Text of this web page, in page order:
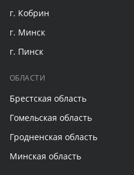
г. Кобрин
г. Минск
г. Пинск
ОБЛАСТИ
Брестская область
Гомельская область
Гродненская область
Минская область